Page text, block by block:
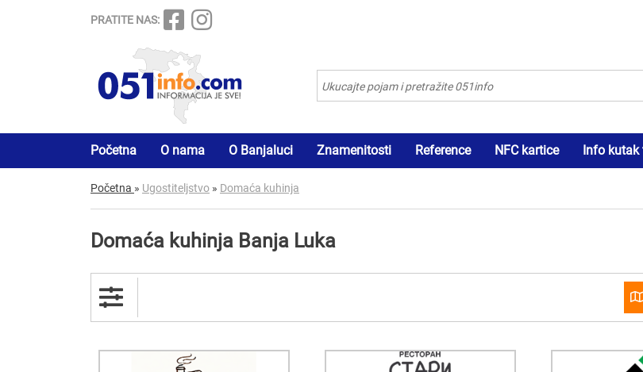
PRATITE NAS:
Početna O nama O Banjaluci Znamenitosti Reference NFC kartice Info kutak
Početna » Ugostiteljstvo » Domaća kuhinja
Domaća kuhinja Banja Luka